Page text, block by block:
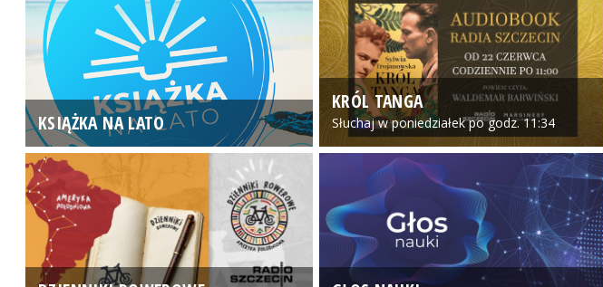
KSIĄŻKA NA LATO
KRÓL TANGA
Słuchaj w poniedziałek po godz. 11:34